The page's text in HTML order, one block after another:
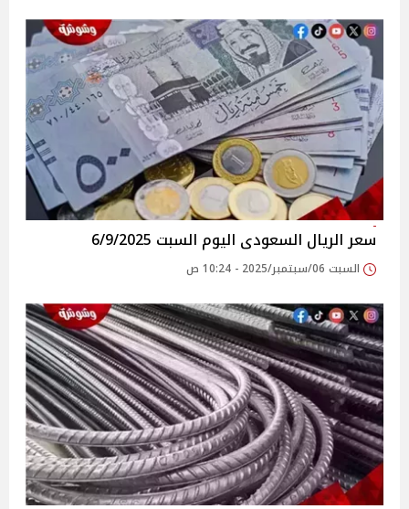
سعر الريال السعودى اليوم السبت 6/9/2025
السبت 06/سبتمبر/2025 - 10:24 ص